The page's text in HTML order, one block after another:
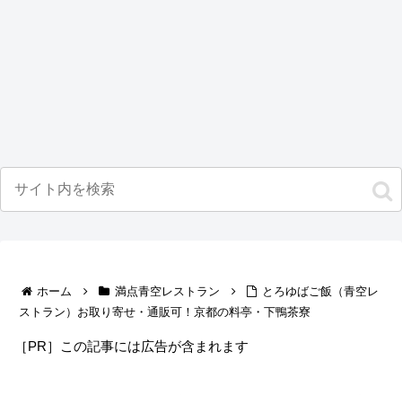
ホーム 満点青空レストラン
とろゆばご飯（青空レ
ストラン）お取り寄せ・通販可！京都の料亭・下鴨茶寮
［PR］この記事には広告が含まれます